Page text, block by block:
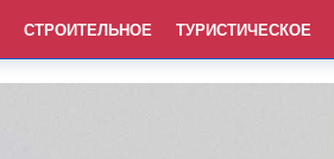
СТРОИТЕЛЬНОЕ ТУРИСТИЧЕСКОЕ